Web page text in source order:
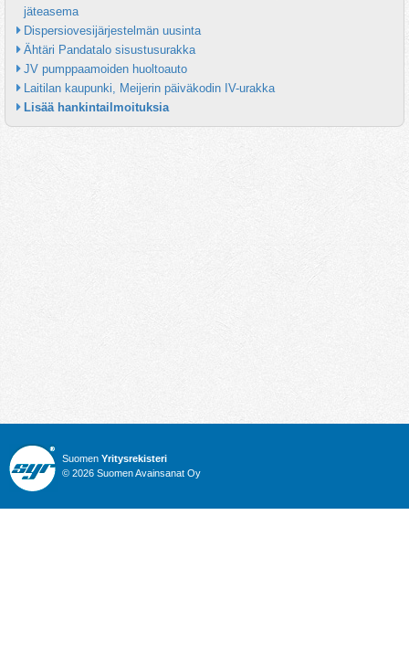
jäteasema
Dispersiovesijärjestelmän uusinta
Ähtäri Pandatalo sisustusurakka
JV pumppaamoiden huoltoauto
Laitilan kaupunki, Meijerin päiväkodin IV-urakka
Lisää hankintailmoituksia
Suomen Yritysrekisteri
© 2026 Suomen Avainsanat Oy